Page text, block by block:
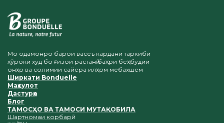
Мо одамонро барои васеъ кардани таркиби
хӯроки худ бо ғизои растанӣ баҳри беҳбудии
онҳо ва солимии сайёра илҳом мебахшем
Ширкати Bonduelle
Маҳсулот
Дастурҳо
Блог
ТАМОСҲО ВА ТАМОСИ МУТАҚОБИЛА
Шартномаи корбарӣ